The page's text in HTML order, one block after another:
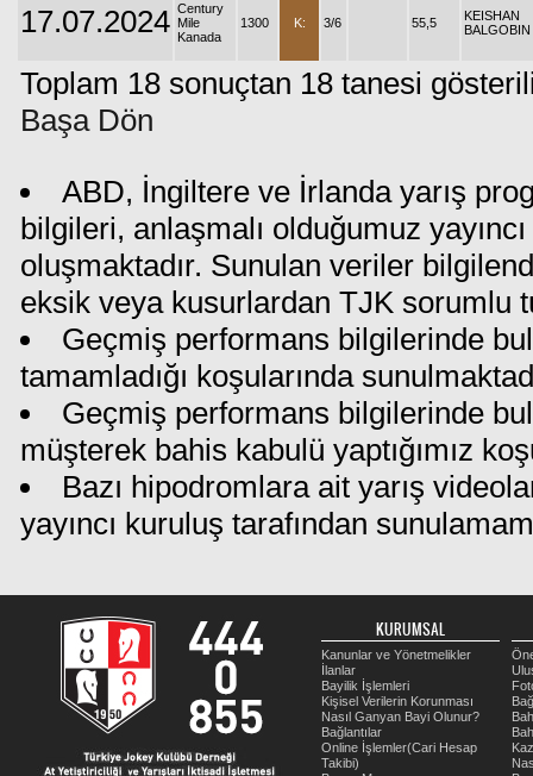
17.07.2024 Century
Mile
Kanada
1300 K: 3/6 55,5
KEISHAN
BALGOBIN
Toplam 18 sonuçtan 18 tanesi
Başa Dön
ABD, İngiltere ve İrlanda yarış
bilgileri, anlaşmalı olduğumuz
oluşmaktadır. Sunulan veriler
eksik veya kusurlardan TJK sorumlu
Geçmiş performans bilgilerinde
tamamladığı koşularında
Geçmiş performans bilgilerinde
müşterek bahis kabulü yaptığımız
Bazı hipodromlara ait yarış
yayıncı kuruluş tarafından
KURUMSAL
Kanunlar ve Yönetmelikler
İlanlar
Bayilik İşlemleri
Kişisel Verilerin Korunması
Nasıl Ganyan Bayi Olunur?
Bağlantılar
Online İşlemler(Cari Hesap
Takibi)